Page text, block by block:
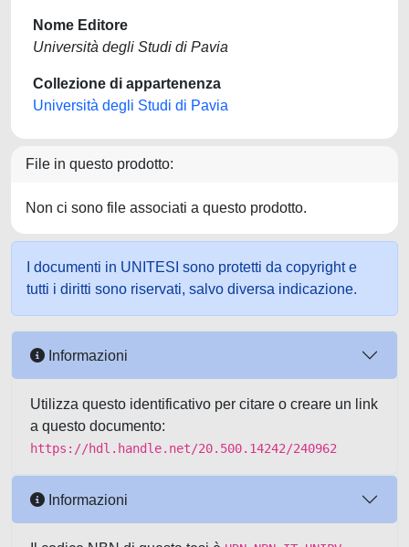
Nome Editore
Università degli Studi di Pavia
Collezione di appartenenza
Università degli Studi di Pavia
File in questo prodotto:
Non ci sono file associati a questo prodotto.
I documenti in UNITESI sono protetti da copyright e
tutti i diritti sono riservati, salvo diversa indicazione.
Informazioni
Utilizza questo identificativo per citare o creare un link
a questo documento:
https://hdl.handle.net/20.500.14242/240962
Informazioni